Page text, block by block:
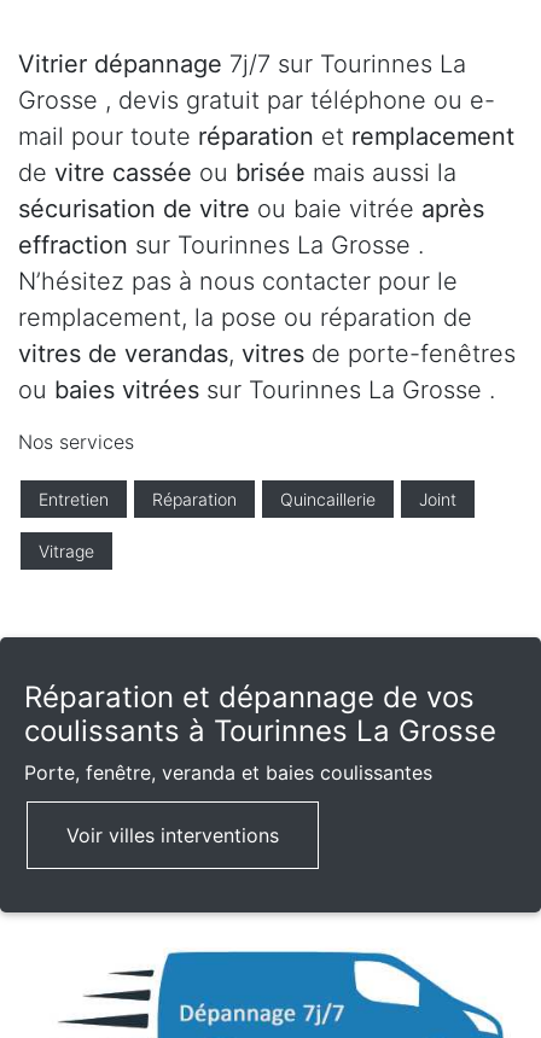
Vitrier dépannage 7j/7 sur Tourinnes La
Grosse , devis gratuit par téléphone ou e-
mail pour toute réparation et remplacement
de vitre cassée ou brisée mais aussi la
sécurisation de vitre ou baie vitrée après
effraction sur Tourinnes La Grosse .
N’hésitez pas à nous contacter pour le
remplacement, la pose ou réparation de
vitres de verandas, vitres de porte-fenêtres
ou baies vitrées sur Tourinnes La Grosse .
Nos services
Entretien Réparation Quincaillerie Joint
Vitrage
Réparation et dépannage de vos
coulissants à Tourinnes La Grosse
Porte, fenêtre, veranda et baies coulissantes
Voir villes interventions